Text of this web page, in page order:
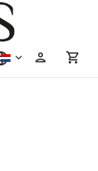
nederlands